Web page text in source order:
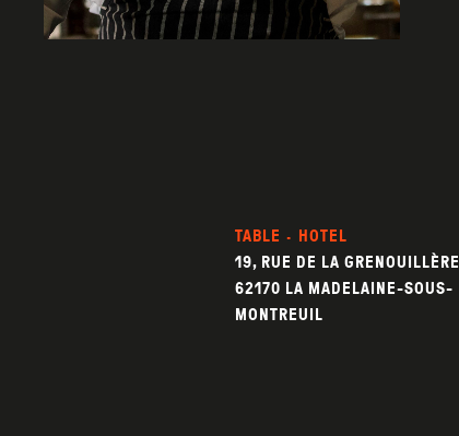
TABLE · HOTEL
19, RUE DE LA GRENOUILLÈRE
62170 LA MADELAINE-SOUS-
MONTREUIL